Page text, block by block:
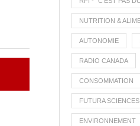
NUTRITION &
AUTONOMIE
RADIO CANADA
CONSOMMATION
FUTURA SCIENCES
ENVIRONNEMENT